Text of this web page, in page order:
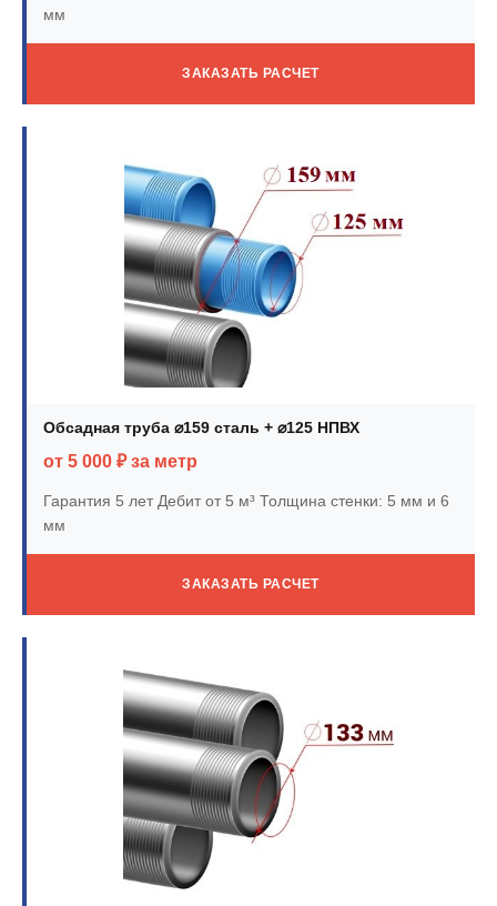
мм
ЗАКАЗАТЬ РАСЧЕТ
Обсадная труба ⌀159 сталь + ⌀125 НПВХ
от 5 000 ₽ за метр
Гарантия 5 летДебит от 5 м³ Толщина стенки: 5 мм и 6
мм
ЗАКАЗАТЬ РАСЧЕТ